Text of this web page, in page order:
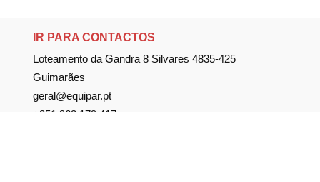
IR PARA CONTACTOS
Loteamento da Gandra 8 Silvares 4835-425
Guimarães
geral@equipar.pt
+351 963 179 417